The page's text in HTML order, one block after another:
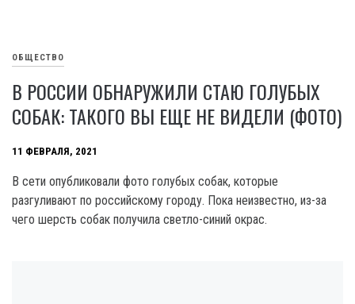
ОБЩЕСТВО
В РОССИИ ОБНАРУЖИЛИ СТАЮ ГОЛУБЫХ
СОБАК: ТАКОГО ВЫ ЕЩЕ НЕ ВИДЕЛИ (ФОТО)
11 ФЕВРАЛЯ, 2021
В сети опубликовали фото голубых собак, которые
разгуливают по российскому городу. Пока неизвестно, из-за
чего шерсть собак получила светло-синий окрас.